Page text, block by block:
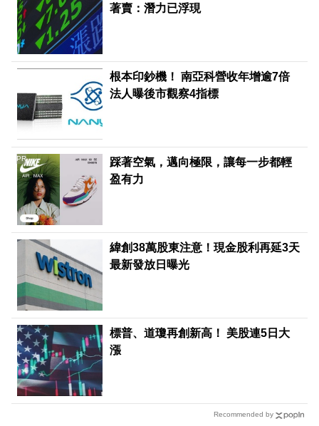
著賣：潛力已浮現
根本印鈔機！ 南亞科營收年增逾7倍
法人曝後市觀察4指標
踩著空氣，邁向極限，讓每一步都輕
盈有力
PR
緯創38萬股東注意！現金股利再延3天
最新發放日曝光
標普、道瓊再創新高！ 美股連5日大
漲
Recommended by